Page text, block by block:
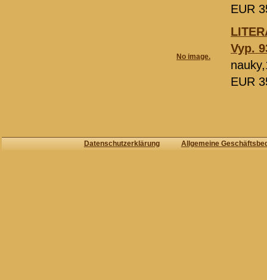
EUR
No image.
Vyp.
EUR
Datenschutzerklärung Allgemeine